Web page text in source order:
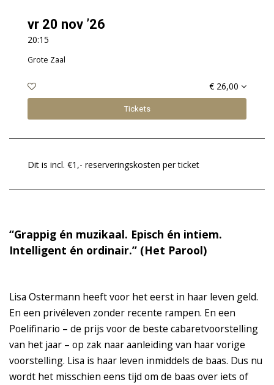
vr 20 nov ’26
20:15
Grote Zaal
€ 26,00
Tickets
Dit is incl. €1,- reserveringskosten per ticket
“Grappig én muzikaal. Episch én intiem.
Intelligent én ordinair.” (Het Parool)
Lisa Ostermann heeft voor het eerst in haar leven geld.
En een privéleven zonder recente rampen. En een
Poelifinario – de prijs voor de beste cabaretvoorstelling
van het jaar – op zak naar aanleiding van haar vorige
voorstelling. Lisa is haar leven inmiddels de baas. Dus nu
wordt het misschien eens tijd om de baas over iets of